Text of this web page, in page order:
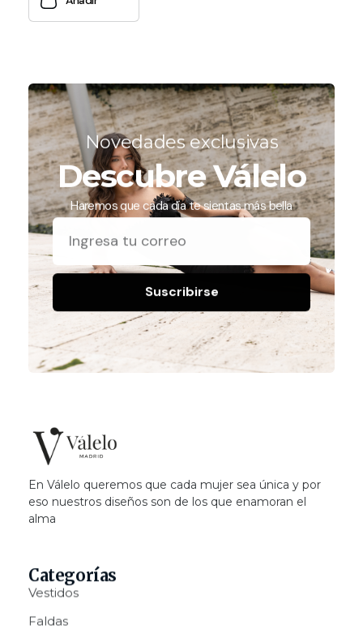
Novedades exclusivas
Descubre Válelo
Haremos que cada día te sientas más bella
Suscribirse
Valelo Madrid
Shop
En Válelo queremos que cada mujer sea única y por
eso nuestros diseños son de los que enamoran el
alma
Categorías
Vestidos
Faldas